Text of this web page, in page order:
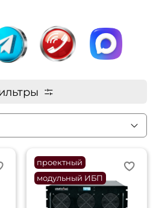
проектный
модульный ИБП